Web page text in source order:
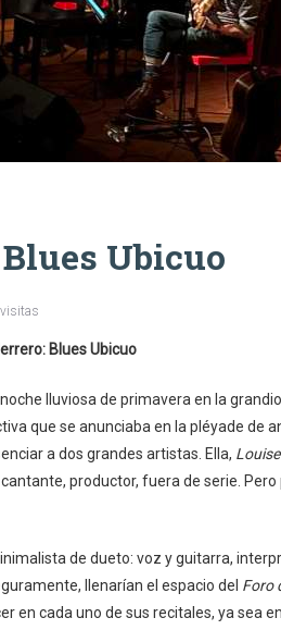
Ubicuo
Blues Ubicuo
lluviosa de primavera en la
que se anunciaba en la pléyade de
a dos grandes artistas. Ella,
productor, fuera de serie.
de dueto: voz y guitarra,
llenarían el espacio del Foro
en cada uno de sus recitales, ya sea